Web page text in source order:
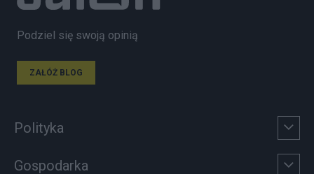
Podziel się swoją opinią
ZAŁÓŻ BLOG
Polityka
Gospodarka